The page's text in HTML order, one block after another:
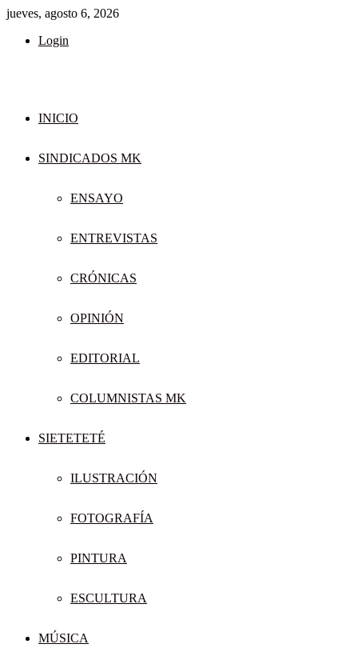
jueves, agosto 6, 2026
Login
INICIO
SINDICADOS MK
ENSAYO
ENTREVISTAS
CRÓNICAS
OPINIÓN
EDITORIAL
COLUMNISTAS MK
SIETETETÉ
ILUSTRACIÓN
FOTOGRAFÍA
PINTURA
ESCULTURA
MÚSICA